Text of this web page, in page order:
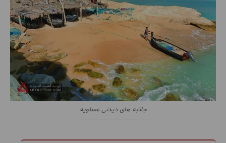
جاذبه های دیدنی عسلویه